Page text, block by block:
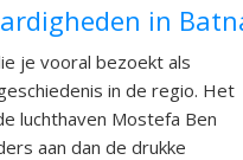
in
je vooral bezoekt als
in de regio. Het
luchthaven Mostefa Ben
aan dan de drukke